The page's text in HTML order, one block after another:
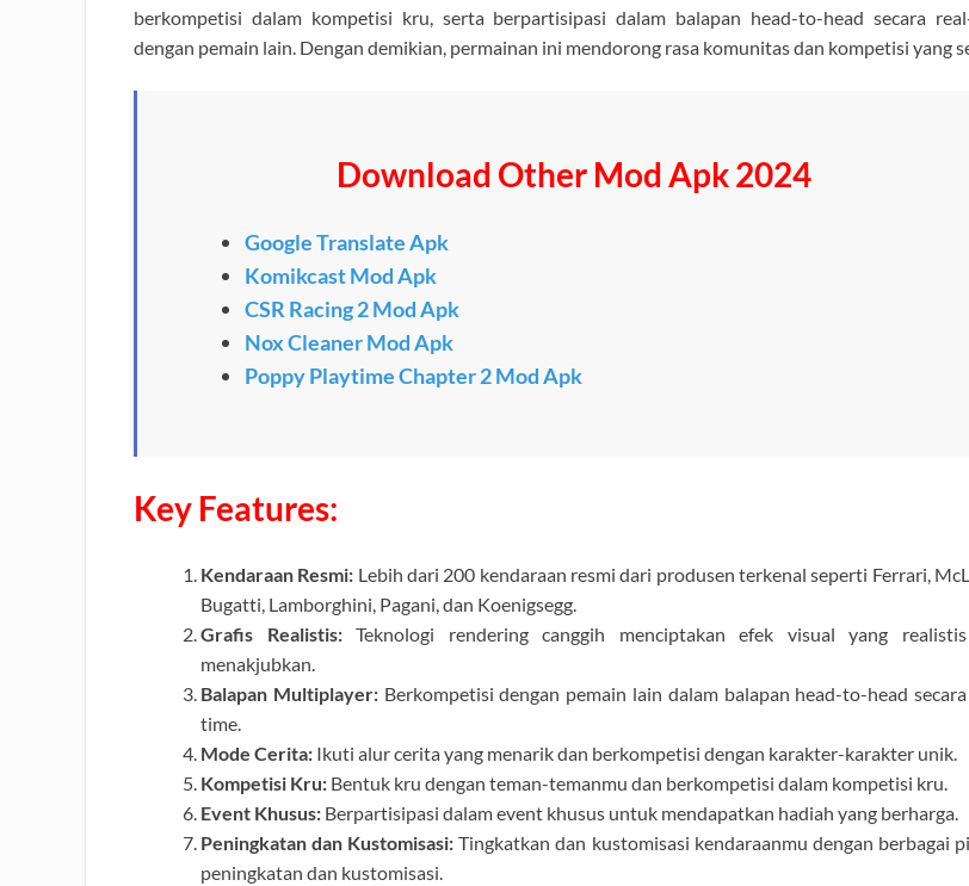
berkompetisi dalam kompetisi kru, serta berpartisipasi dalam balapan head-to-head secara
dengan pemain lain. Dengan demikian, permainan ini mendorong rasa komunitas dan kompetisi yang
Download Other Mod Apk 2024
Google Translate Apk
Komikcast Mod Apk
CSR Racing 2 Mod Apk
Nox Cleaner Mod Apk
Poppy Playtime Chapter 2 Mod Apk
Key Features:
Kendaraan Resmi: Lebih dari 200 kendaraan resmi dari produsen terkenal seperti Ferrari,
Bugatti, Lamborghini, Pagani, dan Koenigsegg.
Grafis Realistis:Teknologi rendering canggih menciptakan efek visual yang
menakjubkan.
Balapan Multiplayer:Berkompetisi dengan pemain lain dalam balapan head-to-head
time.
Mode Cerita: Ikuti alur cerita yang menarik dan berkompetisi dengan karakter-karakter unik.
Kompetisi Kru: Bentuk kru dengan teman-temanmu dan berkompetisi dalam kompetisi kru.
Event Khusus: Berpartisipasi dalam event khusus untuk mendapatkan hadiah yang berharga.
Peningkatan dan Kustomisasi: Tingkatkan dan kustomisasi kendaraanmu dengan berbagai
peningkatan dan kustomisasi.